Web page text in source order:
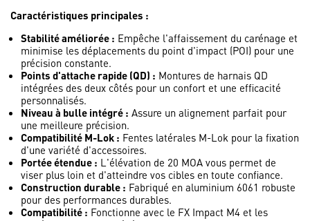
Caractéristiques principales :
Stabilité améliorée : Empêche l'affaissement du carénage et
minimise les déplacements du point d'impact (POI) pour une
précision constante.
Points d'attache rapide (QD) : Montures de harnais QD
intégrées des deux côtés pour un confort et une efficacité
personnalisés.
Niveau à bulle intégré : Assure un alignement parfait pour
une meilleure précision.
Compatibilité M-Lok : Fentes latérales M-Lok pour la fixation
d'une variété d'accessoires.
Portée étendue : L'élévation de 20 MOA vous permet de
viser plus loin et d'atteindre vos cibles en toute confiance.
Construction durable : Fabriqué en aluminium 6061 robuste
pour des performances durables.
Compatibilité : Fonctionne avec le FX Impact M4 et les